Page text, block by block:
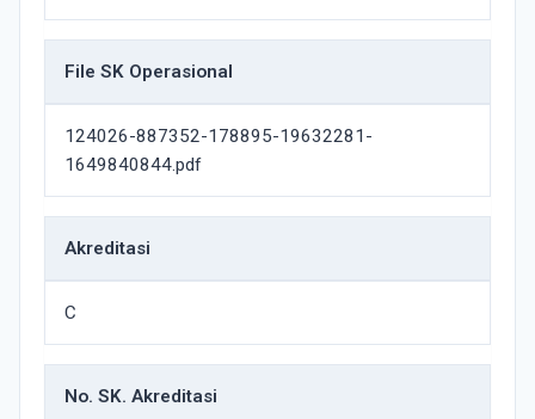
File SK Operasional
124026-887352-178895-19632281-
1649840844.pdf
Akreditasi
C
No. SK. Akreditasi